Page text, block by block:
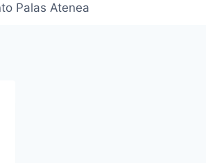
Palas Atenea